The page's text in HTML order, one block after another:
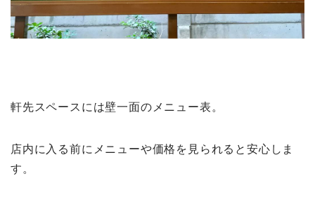
軒先スペースには壁一面のメニュー表。
店内に入る前にメニューや価格を見られると安心しま
す。